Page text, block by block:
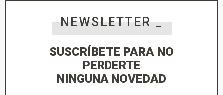
NEWSLETTER _
SUSCRÍBETE PARA NO
PERDERTE
NINGUNA NOVEDAD